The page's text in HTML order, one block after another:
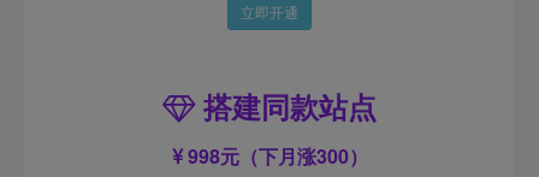
立即开通
搭建同款站点
998元（下月涨300）